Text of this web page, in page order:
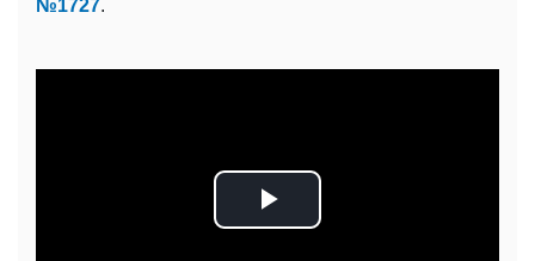
№1727.
Play